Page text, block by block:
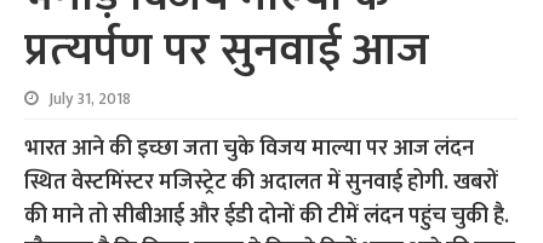
प्रत्‍यर्पण पर सुनवाई आज
July 31, 2018
भारत आने की इच्छा जता चुके विजय माल्या पर आज लंदन
स्थित वेस्टमिंस्टर मजिस्ट्रेट की अदालत में सुनवाई होगी. खबरों
की माने तो सीबीआई और ईडी दोनों की टीमें लंदन पहुंच चुकी है.